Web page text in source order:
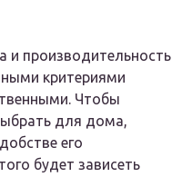
и производительность
критериями
Чтобы
для дома,
его
будет зависеть